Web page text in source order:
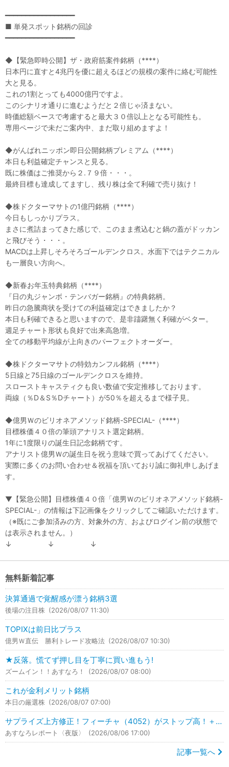
━━━━━━━━━━━━━━━━━
■ 単発スポット銘柄の回診
━━━━━━━━━━━━━━━━━
◆【緊急即時公開】ザ・政府筋案件銘柄（****）
日本円に直すと4兆円を優に超えるほどの規模の案件に絡む可能性
大と見る。
これの1割とっても4000億円ですよ。
このシナリオ通りに進むようだと２倍じゃ済まない。
時価総額ベースで考慮すると最大３０倍以上となる可能性も。
専用ページで未だご案内中、まだ取り組めますよ！
◆がんばれニッポン即日公開銘柄プレミアム（****）
本日も利益確定チャンスと見る。
既に株価はご推奨から２.７９倍・・・。
最終目標も達成してますし、残り株は全て利確で売り抜け！
◆株ドクターマサトの1億円銘柄（****）
今日もしっかりプラス。
まさに煮詰まってきた感じで、このまま煮込むと鍋の蓋がドッカン
と飛びそう・・・。
MACDは上昇しそろそろゴールデンクロス。水面下ではテクニカル
も一層良い方向へ。
◆新春お年玉特典銘柄（****）
『日の丸ジャンボ・テンバガー銘柄』の特典銘柄。
昨日の急騰商状を受けての利益確定はできましたか？
本日も利確できると思いますので、是非躊躇無く利確がベター。
週足チャート形状も良好で出来高急増。
全ての移動平均線が上向きのパーフェクトオーダー。
◆株ドクターマサトの特効カンフル銘柄（****）
5日線と75日線のゴールデンクロスを維持。
スローストキャスティクも良い数値で安定推移しております。
両線（％D＆S％Dチャート）が50％を超えるまで様子見。
◆億男Ｗのビリオネアメソッド銘柄-SPECIAL-（****）
目標株価４０倍の筆頭アナリスト選定銘柄。
1年に1度限りの誕生日記念銘柄です。
アナリスト億男Ｗの誕生日を祝う意味で買ってあげてください。
実際に多くのお問い合わせ＆祝福を頂いており誠に御礼申しあげま
す。
▼【緊急公開】目標株価４０倍「億男Ｗのビリオネアメソッド銘柄-
SPECIAL-」の情報は下記画像をクリックしてご確認いただけます。
（※既にご参加済みの方、対象外の方、およびログイン前の状態で
は表示されません。）
↓ ↓ ↓
無料新着記事
決算通過で覚醒感が漂う銘柄3選
後場の注目株 (2026/08/07 11:30)
TOPIXは前日比プラス
億男Ｗ直伝 勝利トレード攻略法 (2026/08/07 10:30)
★反落。慌てず押し目を丁寧に買い進もう!
ズームイン！！あすなろ！ (2026/08/07 08:00)
これが金利メリット銘柄
本日の厳選株 (2026/08/07 07:00)
サプライズ上方修正！フィーチャ（4052）がストップ高！＋49.35％UP！
あすなろレポート〈夜版〉 (2026/08/06 17:00)
記事一覧へ